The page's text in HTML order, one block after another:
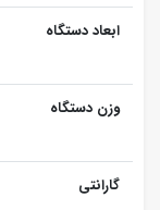
ابعاد دستگاه
وزن دستگاه
گارانتی